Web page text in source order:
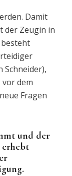
Damit
der Zeugin in
Schneider),
dem
Fragen
und der